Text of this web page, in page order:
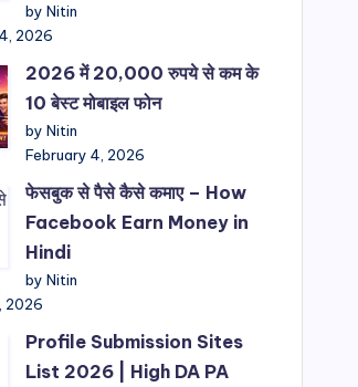
by Nitin
2026
2026 में 20,000 रुपये से कम के
10 बेस्ट मोबाइल फोन
by Nitin
February 4, 2026
फेसबुक से पैसे कैसे कमाए – How
Facebook Earn Money in
Hindi
by Nitin
2026
Profile Submission Sites
List 2026 | High DA PA